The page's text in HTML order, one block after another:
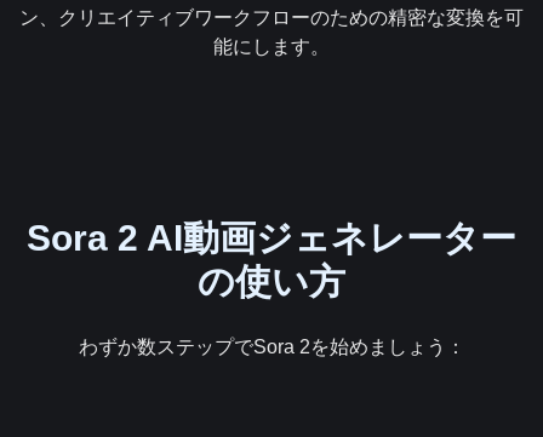
ン、クリエイティブワークフローのための精密な変換を可
能にします。
Sora 2 AI動画ジェネレーター
の使い方
わずか数ステップでSora 2を始めましょう：